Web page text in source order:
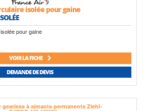
isolée pour gaine
pour gaine
VOIR LA FICHE
DEMANDE DE DEVIS